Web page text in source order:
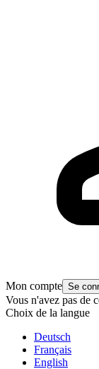
Mon compte Se
Vous n'avez pas de
Choix de la langue
Deutsch
Français
English